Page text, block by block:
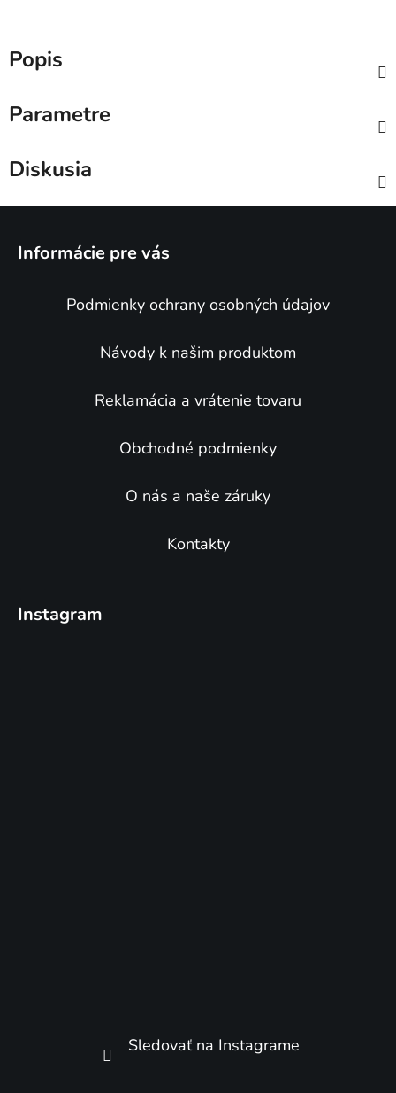
Popis
Parametre
Diskusia
Informácie pre vás
Podmienky ochrany osobných údajov
Návody k našim produktom
Reklamácia a vrátenie tovaru
Obchodné podmienky
O nás a naše záruky
Kontakty
Instagram
Sledovať na Instagrame